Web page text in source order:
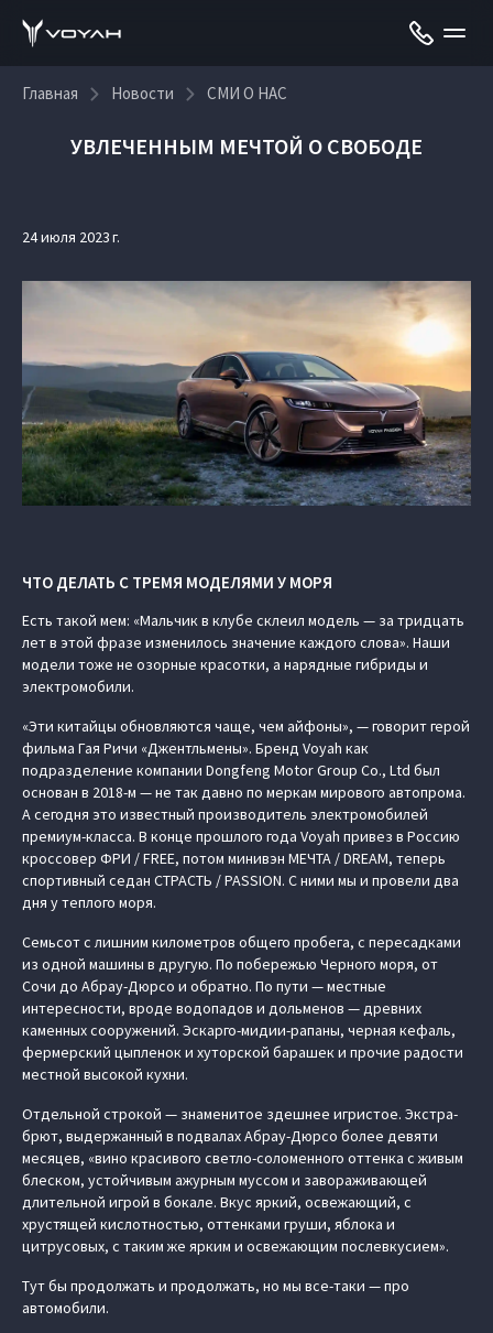
Главная Новости СМИ О НАС
УВЛЕЧЕННЫМ МЕЧТОЙ О СВОБОДЕ
24 июля 2023 г.
ЧТО ДЕЛАТЬ С ТРЕМЯ МОДЕЛЯМИ У МОРЯ
Есть такой мем: «Мальчик в клубе склеил модель — за тридцать
лет в этой фразе изменилось значение каждого слова». Наши
модели тоже не озорные красотки, а нарядные гибриды и
электромобили.
«Эти китайцы обновляются чаще, чем айфоны», — говорит герой
фильма Гая Ричи «Джентльмены». Бренд Voyah как
подразделение компании Dongfeng Motor Group Co., Ltd был
основан в 2018-м — не так давно по меркам мирового автопрома.
А сегодня это известный производитель электромобилей
премиум-класса. В конце прошлого года Voyah привез в Россию
кроссовер ФРИ / FREE, потом минивэн МЕЧТА / DREAM, теперь
спортивный седан СТРАСТЬ / PASSION. С ними мы и провели два
дня у теплого моря.
Семьсот с лишним километров общего пробега, с пересадками
из одной машины в другую. По побережью Черного моря, от
Сочи до Абрау-Дюрсо и обратно. По пути — местные
интересности, вроде водопадов и дольменов — древних
каменных сооружений. Эскарго-мидии-рапаны, черная кефаль,
фермерский цыпленок и хуторской барашек и прочие радости
местной высокой кухни.
Отдельной строкой — знаменитое здешнее игристое. Экстра-
брют, выдержанный в подвалах Абрау-Дюрсо более девяти
месяцев, «вино красивого светло-соломенного оттенка с живым
блеском, устойчивым ажурным муссом и завораживающей
длительной игрой в бокале. Вкус яркий, освежающий, с
хрустящей кислотностью, оттенками груши, яблока и
цитрусовых, с таким же ярким и освежающим послевкусием».
Тут бы продолжать и продолжать, но мы все-таки — про
автомобили.